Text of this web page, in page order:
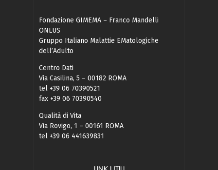
Fondazione GIMEMA – Franco Mandelli
ONLUS
Gruppo Italiano Malattie EMatologiche
dell’Adulto
Centro Dati
Via Casilina, 5 – 00182 ROMA
tel +39 06 70390521
fax +39 06 70390540
Qualità di Vita
Via Rovigo, 1 – 00161 ROMA
tel +39 06 441639831